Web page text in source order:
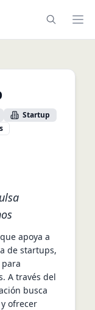
Startup
apoya a
de startups,
A través del
busca
ofrecer